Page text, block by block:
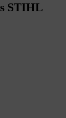
STIHL